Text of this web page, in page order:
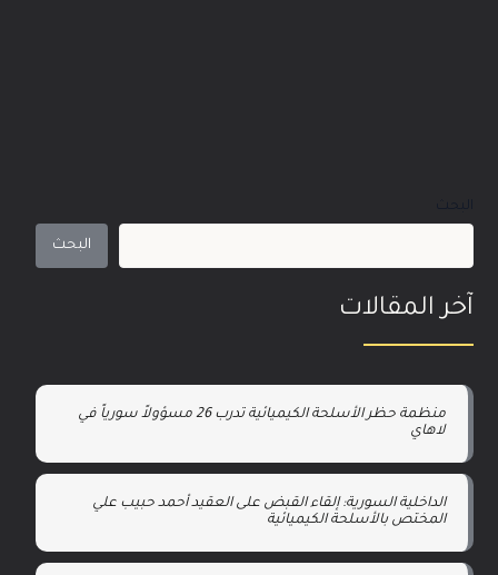
البحث
آخر المقالات
منظمة حظر الأسلحة الكيميائية تدرب 26 مسؤولاً سورياً في
لاهاي
الداخلية السورية: إلقاء القبض على العقيد أحمد حبيب علي
المختص بالأسلحة الكيميائية